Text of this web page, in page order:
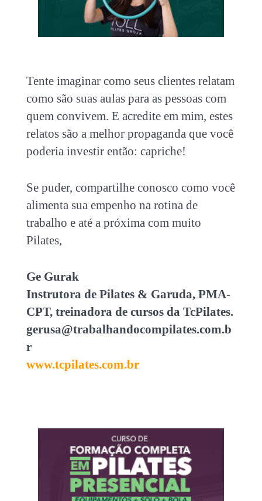
Tente imaginar como seus clientes relatam
como são suas aulas para as pessoas com
quem convivem. E acredite em mim, estes
relatos são a melhor propaganda que você
poderia investir então: capriche!
Se puder, compartilhe conosco como você
alimenta sua empenho na rotina de
trabalho e até a próxima com muito
Pilates,
Ge Gurak
Instrutora de Pilates & Garuda, PMA-
CPT, treinadora de cursos da TcPilates.
gerusa@trabalhandocompilates.com.b
r
www.tcpilates.com.br